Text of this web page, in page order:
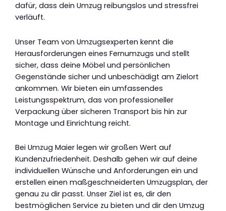
dafür, dass dein Umzug reibungslos und stressfrei
verläuft.
Unser Team von Umzugsexperten kennt die
Herausforderungen eines Fernumzugs und stellt
sicher, dass deine Möbel und persönlichen
Gegenstände sicher und unbeschädigt am Zielort
ankommen. Wir bieten ein umfassendes
Leistungsspektrum, das von professioneller
Verpackung über sicheren Transport bis hin zur
Montage und Einrichtung reicht.
Bei Umzug Maier legen wir großen Wert auf
Kundenzufriedenheit. Deshalb gehen wir auf deine
individuellen Wünsche und Anforderungen ein und
erstellen einen maßgeschneiderten Umzugsplan, der
genau zu dir passt. Unser Ziel ist es, dir den
bestmöglichen Service zu bieten und dir den Umzug